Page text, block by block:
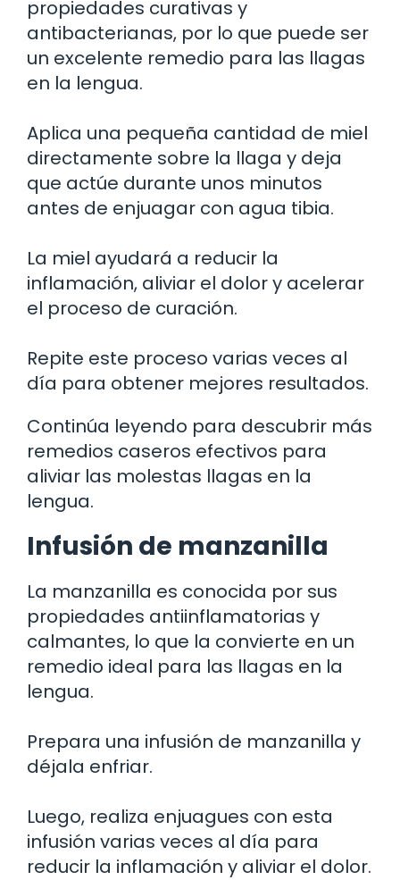
propiedades curativas y
antibacterianas, por lo que puede ser
un excelente remedio para las llagas
en la lengua.
Aplica una pequeña cantidad de miel
directamente sobre la llaga y deja
que actúe durante unos minutos
antes de enjuagar con agua tibia.
La miel ayudará a reducir la
inflamación, aliviar el dolor y acelerar
el proceso de curación.
Repite este proceso varias veces al
día para obtener mejores resultados.
Continúa leyendo para descubrir más
remedios caseros efectivos para
aliviar las molestas llagas en la
lengua.
Infusión de manzanilla
La manzanilla es conocida por sus
propiedades antiinflamatorias y
calmantes, lo que la convierte en un
remedio ideal para las llagas en la
lengua.
Prepara una infusión de manzanilla y
déjala enfriar.
Luego, realiza enjuagues con esta
infusión varias veces al día para
reducir la inflamación y aliviar el dolor.